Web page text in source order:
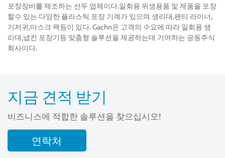
포장장비를 제조하는 선두 업체이다.일회용 위생용품 및 제품을 포장
할수 있는 다양한 플라스틱 포장 기계가 있으며 생리대,팬티 라이너,
기저귀,마스크 팩등이 있다. Gachn은 고객의 수요에 따라 일회용 생
리대,냅킨 포장기등 맞춤형 솔루션을 제공하는데 기여하는 공동주식
회사이다.
지금 견적 받기
비즈니스에 적합한 솔루션을 찾으십시오!
연락처